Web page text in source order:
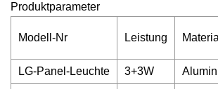
Produktparameter
Modell-Nr Leistung Material
LG-Panel-Leuchte 3+3W